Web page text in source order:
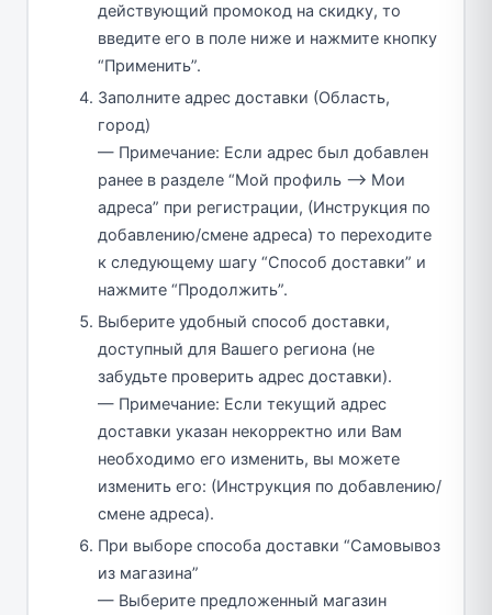
действующий промокод на скидку, то
введите его в поле ниже и нажмите кнопку
“Применить”.
Заполните адрес доставки (Область,
город)
— Примечание: Если адрес был добавлен
ранее в разделе “Мой профиль —> Мои
адреса” при регистрации, (Инструкция по
добавлению/смене адреса) то переходите
к следующему шагу “Способ доставки” и
нажмите “Продолжить”.
Выберите удобный способ доставки,
доступный для Вашего региона (не
забудьте проверить адрес доставки).
— Примечание: Если текущий адрес
доставки указан некорректно или Вам
необходимо его изменить, вы можете
изменить его: (Инструкция по добавлению/
смене адреса).
При выборе способа доставки “Самовывоз
из магазина”
— Выберите предложенный магазин